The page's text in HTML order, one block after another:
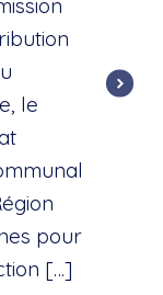
le
pour
[…]